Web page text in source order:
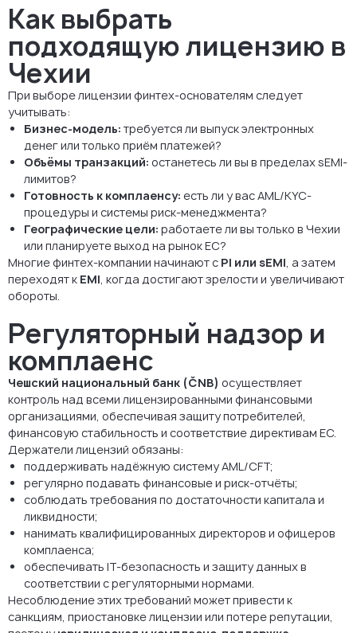
Как выбрать
подходящую лицензию в
Чехии
При выборе лицензии финтех-основателям следует
учитывать:
Бизнес-модель: требуется ли выпуск электронных
денег или только приём платежей?
Объёмы транзакций: останетесь ли вы в пределах sEMI-
лимитов?
Готовность к комплаенсу: есть ли у вас AML/KYC-
процедуры и системы риск-менеджмента?
Географические цели: работаете ли вы только в Чехии
или планируете выход на рынок ЕС?
Многие финтех-компании начинают с PI или sEMI , а затем
переходят к EMI , когда достигают зрелости и увеличивают
обороты.
Регуляторный надзор и
комплаенс
Чешский национальный банк (ČNB) осуществляет
контроль над всеми лицензированными финансовыми
организациями, обеспечивая защиту потребителей,
финансовую стабильность и соответствие директивам ЕС.
Держатели лицензий обязаны:
поддерживать надёжную систему AML/CFT;
регулярно подавать финансовые и риск-отчёты;
соблюдать требования по достаточности капитала и
ликвидности;
нанимать квалифицированных директоров и офицеров
комплаенса;
обеспечивать IT-безопасность и защиту данных в
соответствии с регуляторными нормами.
Несоблюдение этих требований может привести к
санкциям, приостановке лицензии или потере репутации,